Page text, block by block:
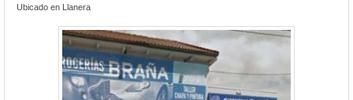
Ubicado en Llanera